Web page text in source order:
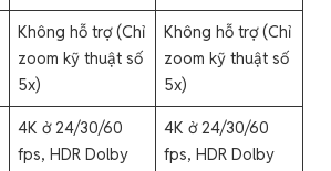
Không hỗ trợ (Chỉ
zoom kỹ thuật số
5x)
Không hỗ trợ (Chỉ
zoom kỹ thuật số
5x)
4K ở 24/30/60
fps, HDR Dolby
4K ở 24/30/60
fps, HDR Dolby